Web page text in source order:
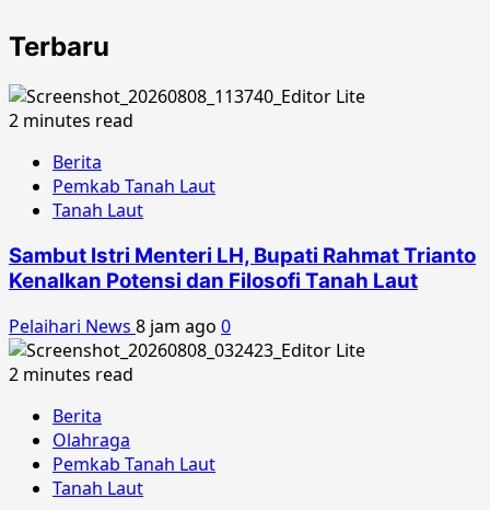
Terbaru
2 minutes read
Berita
Pemkab Tanah Laut
Tanah Laut
Sambut Istri Menteri LH, Bupati Rahmat Trianto
Kenalkan Potensi dan Filosofi Tanah Laut
Pelaihari News 8 jam ago 0
2 minutes read
Berita
Olahraga
Pemkab Tanah Laut
Tanah Laut